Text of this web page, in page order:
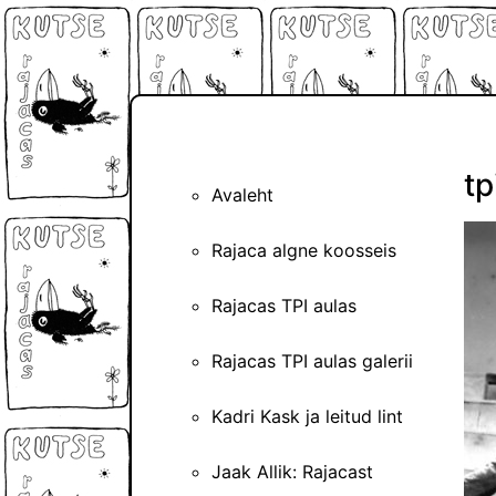
Avaleht
Rajaca algne koosseis
Rajacas TPI aulas
Rajacas TPI aulas galerii
Kadri Kask ja leitud lint
Jaak Allik: Rajacast